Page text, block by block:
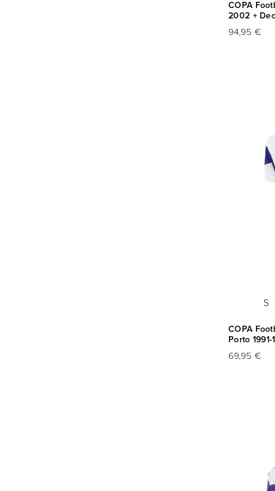
COPA
2002 +
94,95 €
S
COPA
Porto 1991-
69,95 €